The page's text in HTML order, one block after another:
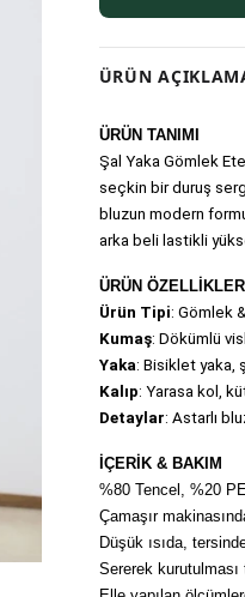
ÜRÜN
ÜRÜN TANIMI
Şal Yaka Gömlek
seçkin bir duruş
bluzun modern
arka beli lastikli
ÜRÜN ÖZELLİKLERİ
Ürün Tipi: Gömlek
Kumaş: Dökümlü
Yaka: Bisiklet yaka,
Kalıp: Yarasa kol,
Detaylar: Astarlı
İÇERİK & BAKIM
%80 Tencel, %20
Çamaşır
Düşük ısıda,
Sererek